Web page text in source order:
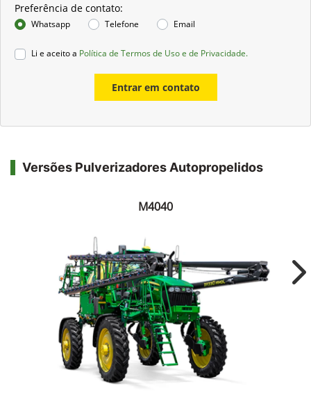
Preferência de contato:
Whatsapp Telefone Email
Li e aceito a Política de Termos de Uso e de Privacidade.
Entrar em contato
Versões Pulverizadores Autopropelidos
M4040